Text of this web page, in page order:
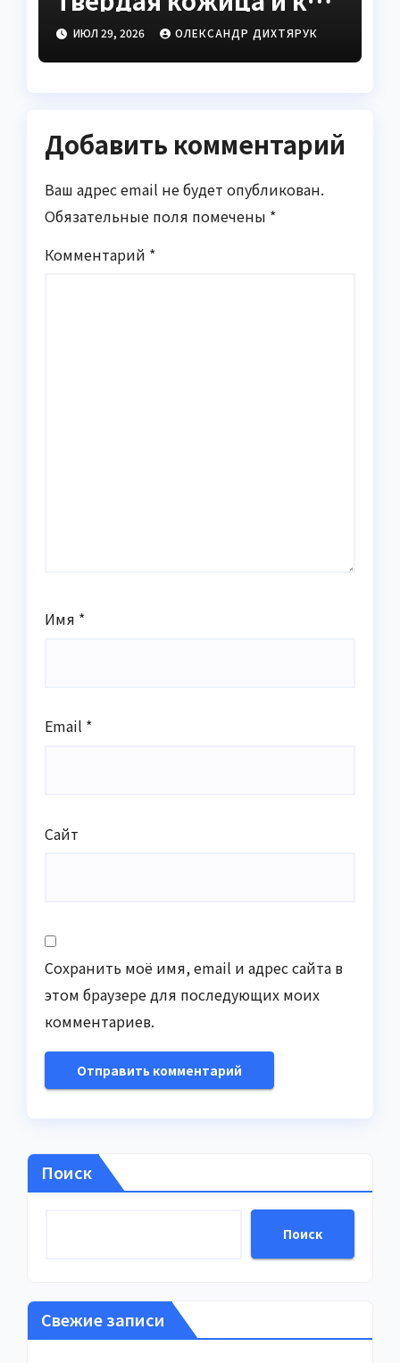
это исправить
ИЮЛ 29, 2026 ОЛЕКСАНДР ДИХТЯРУК
Добавить комментарий
Ваш адрес email не будет опубликован.
Обязательные поля помечены *
Комментарий *
Имя *
Email *
Сайт
Сохранить моё имя, email и адрес сайта в
этом браузере для последующих моих
комментариев.
Поиск
Поиск
Свежие записи